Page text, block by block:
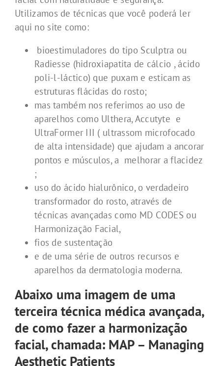
Utilizamos de técnicas que você poderá ler
aqui no site como:
bioestimuladores do tipo Sculptra ou
Radiesse (hidroxiapatita de cálcio , ácido
poli-l-láctico) que puxam e esticam as
estruturas flácidas do rosto;
mas também nos referimos ao uso de
aparelhos como Ulthera, Accutyte e
UltraFormer III ( ultrassom microfocado
de alta intensidade) que ajudam a ancorar
pontos e músculos, a melhorar a flacidez
;
uso do ácido hialurônico, o verdadeiro
transformador do rosto, através de
técnicas avançadas como MD CODES ou
Harmonização Facial,
fios de sustentação
e de uma série de outros recursos e
aparelhos da dermatologia moderna.
Abaixo uma imagem de uma
terceira técnica médica avançada,
de como fazer a harmonização
facial, chamada: MAP – Managing
Aesthetic Patients